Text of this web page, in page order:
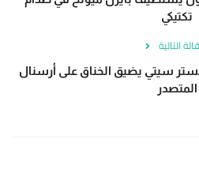
تكتيكي
التالية
سيتي يضيق الخناق على أرسنال
المتصدر